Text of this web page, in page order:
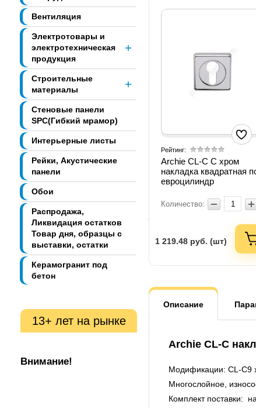
Вентиляция
Электротовары и
электротехническая
продукция
Строительные
материалы
Стеновые панели
SPC(Гибкий мрамор)
Интерьерные листы
Рейки, Акустические
панели
Обои
Распродажа,
Ликвидация остатков
Товар дня, образцы с
выставки, остатки
Керамогранит под
бетон
13+ лет на рынке
Внимание!
Рейтинг:
Archie CL-C C хром
накладка квадратная
евроцилиндр
Количество:
1 219.48 руб. (шт)
Описание
Archie CL-C
Модификации: CL-C9
Многослойное,
Комплект поставки: